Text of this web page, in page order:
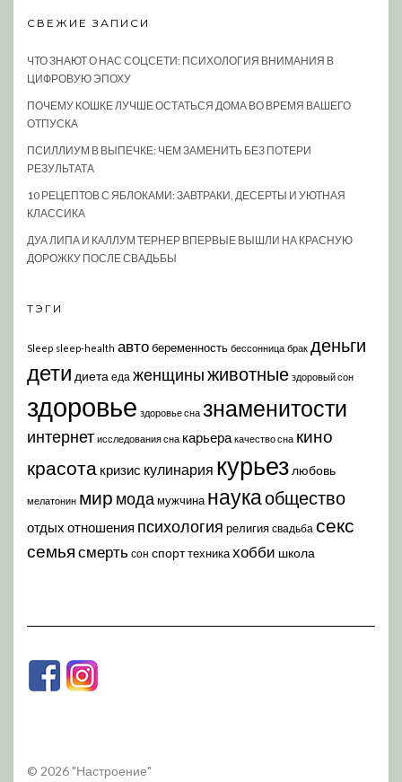
СВЕЖИЕ ЗАПИСИ
ЧТО ЗНАЮТ О НАС СОЦСЕТИ: ПСИХОЛОГИЯ ВНИМАНИЯ В
ЦИФРОВУЮ ЭПОХУ
ПОЧЕМУ КОШКЕ ЛУЧШЕ ОСТАТЬСЯ ДОМА ВО ВРЕМЯ ВАШЕГО
ОТПУСКА
ПСИЛЛИУМ В ВЫПЕЧКЕ: ЧЕМ ЗАМЕНИТЬ БЕЗ ПОТЕРИ
РЕЗУЛЬТАТА
10 РЕЦЕПТОВ С ЯБЛОКАМИ: ЗАВТРАКИ, ДЕСЕРТЫ И УЮТНАЯ
КЛАССИКА
ДУА ЛИПА И КАЛЛУМ ТЕРНЕР ВПЕРВЫЕ ВЫШЛИ НА КРАСНУЮ
ДОРОЖКУ ПОСЛЕ СВАДЬБЫ
ТЭГИ
Sleep sleep-health автобеременность бессонница брак деньги
дети диета еда женщиныживотные здоровый сон
здоровье здоровье сна знаменитости
интернет исследования сна карьера качество сна кино
красота кризис кулинария курьез любовь
мелатонин мир модамужчина наукаобщество
отдых отношения психология религия свадьба секс
семья смерть сон спорттехникахобби школа
© 2026 "Настроение"